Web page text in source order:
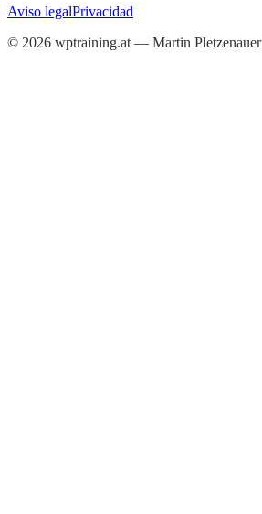
Aviso legalPrivacidad
© 2026 wptraining.at — Martin Pletzenauer